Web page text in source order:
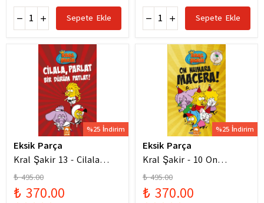
Sepete Ekle Sepete Ekle
%25 İndirim
Eksik Parça
Kral Şakir 13 - Cilala
Parlat Bir Dürüm Patlat!
₺ 495.00
₺ 370.00
%25 İndirim
Eksik Parça
Kral Şakir - 10 On
Numara Macera Ciltli
₺ 495.00
₺ 370.00